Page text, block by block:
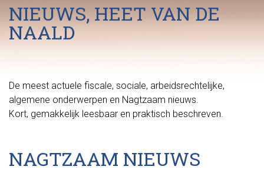
NIEUWS, HEET VAN DE
NAALD
De meest actuele fiscale, sociale, arbeidsrechtelijke,
algemene onderwerpen en Nagtzaam nieuws.
Kort, gemakkelijk leesbaar en praktisch beschreven.
NAGTZAAM NIEUWS